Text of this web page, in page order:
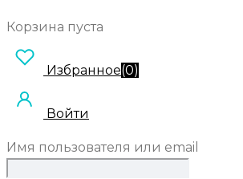
Корзина пуста
Избранное(0)
Войти
Имя пользователя или email